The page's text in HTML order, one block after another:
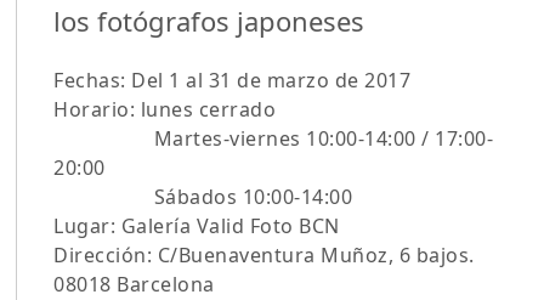
los fotógrafos japoneses
Fechas: Del 1 al 31 de marzo de 2017
Horario: lunes cerrado
Martes-viernes 10:00-14:00 / 17:00-
20:00
Sábados 10:00-14:00
Lugar: Galería Valid Foto BCN
Dirección: C/Buenaventura Muñoz, 6 bajos.
08018 Barcelona